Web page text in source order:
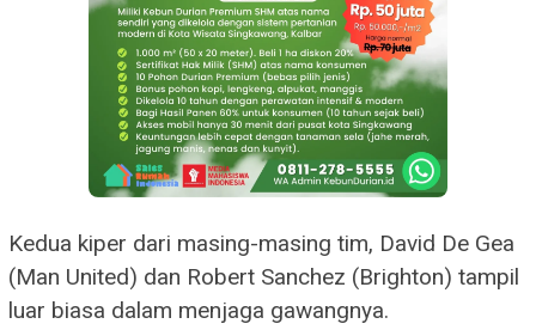
Kedua kiper dari masing-masing tim, David De Gea
(Man United) dan Robert Sanchez (Brighton) tampil
luar biasa dalam menjaga gawangnya.